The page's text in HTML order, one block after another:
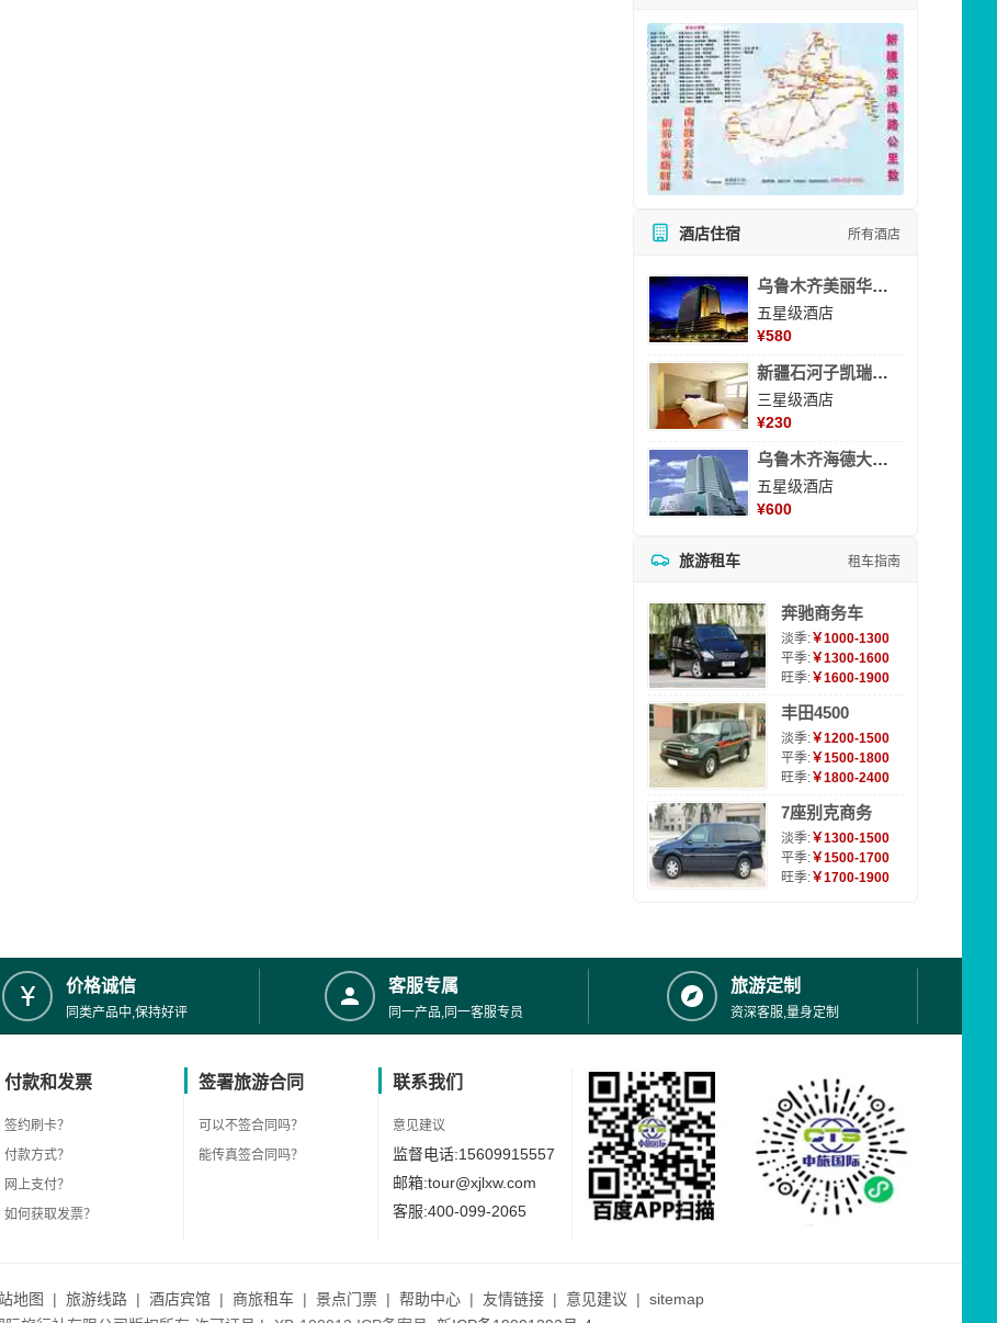
酒店住宿 所有酒店
乌鲁木齐美丽华大酒
五星级酒店
¥580
新疆石河子凯瑞酒店
三星级酒店
¥230
乌鲁木齐海德大酒店
五星级酒店
¥600
旅游租车 租车指南
奔驰商务车
淡季:￥1000-1300
平季:￥1300-1600
旺季:￥1600-1900
丰田4500
淡季:￥1200-1500
平季:￥1500-1800
旺季:￥1800-2400
7座别克商务
淡季:￥1300-1500
平季:￥1500-1700
旺季:￥1700-1900
价格诚信
同类产品中,保持好评
客服专属
同一产品,同一客服专员
旅游定制
资深客服,量身定制
付款和发票
签约刷卡？
付款方式？
网上支付？
如何获取发票？
签署旅游合同
可以不签合同吗？
能传真签合同吗？
联系我们
意见建议
监督电话:15609915557
邮箱:tour@xjlxw.com
客服:400-099-2065
地图 | 旅游线路 | 酒店宾馆 | 商旅租车 | 景点门票 | 帮助中心 | 友情链接 | 意见建议 | sitemap